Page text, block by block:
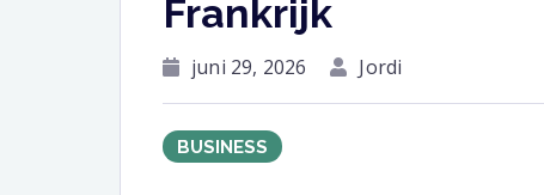
Frankrijk
juni 29, 2026 Jordi
BUSINESS